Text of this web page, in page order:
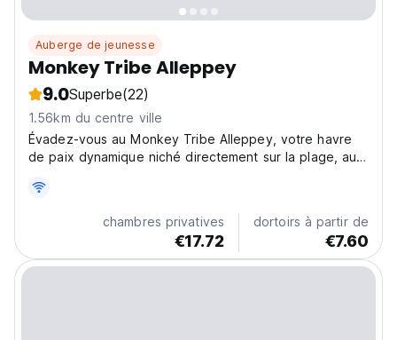
Auberge de jeunesse
Monkey Tribe Alleppey
9.0Superbe(22)
1.56km du centre ville
Évadez-vous au Monkey Tribe Alleppey, votre havre
de paix dynamique niché directement sur la plage, au
pas qu'une simple auberge ; c'est votre porte d'entrée
pour découvrir le charme authentique d'Alleppey....
chambres privatives
€17.72
dortoirs à partir de
€7.60